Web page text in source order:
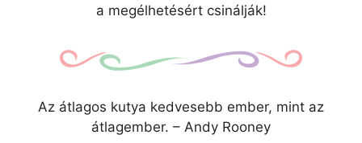
a megélhetésért csinálják!
Az átlagos kutya kedvesebb ember, mint az
átlagember. – Andy Rooney